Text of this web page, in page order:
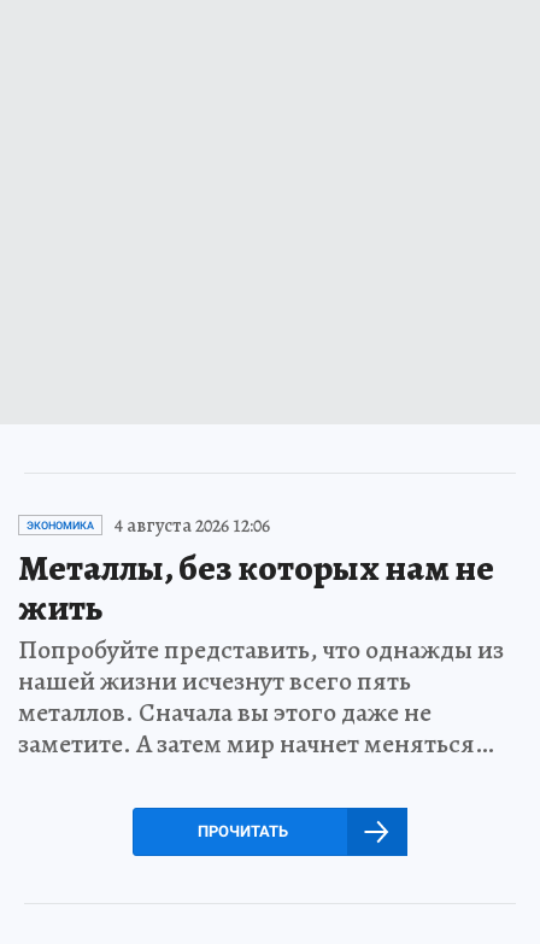
ЭКОНОМИКА 4 августа 2026 12:06
Металлы, без которых нам не
жить
Попробуйте представить, что однажды из
нашей жизни исчезнут всего пять
металлов. Сначала вы этого даже не
заметите. А затем мир начнет меняться…
ПРОЧИТАТЬ